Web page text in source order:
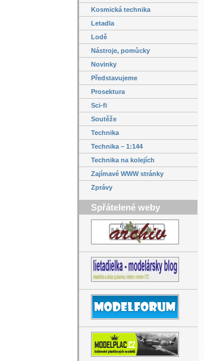
Kosmická technika
Letadla
Lodě
Nástroje, pomůcky
Novinky
Představujeme
Prosektura
Sci-fi
Soutěže
Technika
Technika – 1:144
Technika na kolejích
Zajímavé WWW stránky
Zprávy
Spřátelené weby